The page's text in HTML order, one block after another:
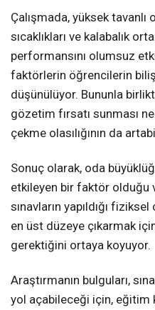
Çalışmada, yüksek tavanlı
sıcaklıkları ve kalabalık
performansını olumsuz
faktörlerin öğrencilerin
düşünülüyor. Bununla
gözetim fırsatı sunması
çekme olasılığının da
Sonuç olarak, oda
etkileyen bir faktör olduğu
sınavların yapıldığı
en üst düzeye çıkarmak
gerektiğini ortaya koyuyor.
Araştırmanın bulguları,
yol açabileceği için, eğitim